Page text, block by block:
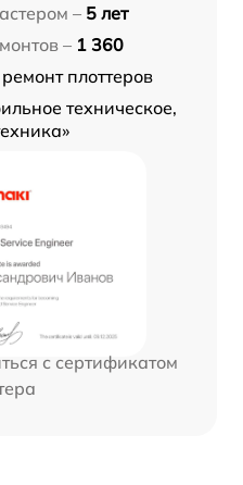
– 5 лет
– 1 360
ремонт плоттеров
техническое,
с сертификатом